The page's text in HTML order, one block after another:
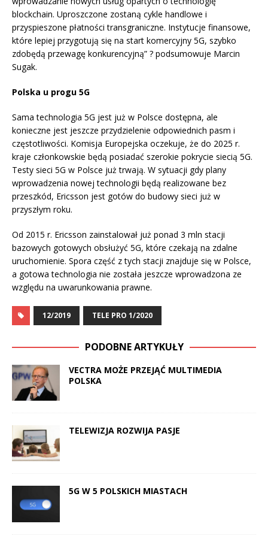
blockchain. Uproszczone zostaną cykle handlowe i
przyspieszone płatności transgraniczne. Instytucje finansowe,
które lepiej przygotują się na start komercyjny 5G, szybko
zdobędą przewagę konkurencyjną” ? podsumowuje Marcin
Sugak.
Polska u progu 5G
Sama technologia 5G jest już w Polsce dostępna, ale
konieczne jest jeszcze przydzielenie odpowiednich pasm i
częstotliwości. Komisja Europejska oczekuje, że do 2025 r.
kraje członkowskie będą posiadać szerokie pokrycie siecią 5G.
Testy sieci 5G w Polsce już trwają. W sytuacji gdy plany
wprowadzenia nowej technologii będą realizowane bez
przeszkód, Ericsson jest gotów do budowy sieci już w
przyszłym roku.
Od 2015 r. Ericsson zainstalował już ponad 3 mln stacji
bazowych gotowych obsłużyć 5G, które czekają na zdalne
uruchomienie. Spora część z tych stacji znajduje się w Polsce,
a gotowa technologia nie została jeszcze wprowadzona ze
względu na uwarunkowania prawne.
12/2019 TELE PRO 1/2020
PODOBNE ARTYKUŁY
VECTRA MOŻE PRZEJĄĆ MULTIMEDIA
POLSKA
TELEWIZJA ROZWIJA PASJE
5G W 5 POLSKICH MIASTACH